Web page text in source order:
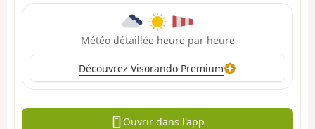
Météo détaillée heure par heure
Découvrez Visorando Premium
Ouvrir dans l'app